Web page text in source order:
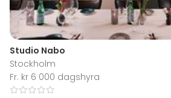
Studio Nabo
Stockholm
Fr. kr 6 000 dagshyra